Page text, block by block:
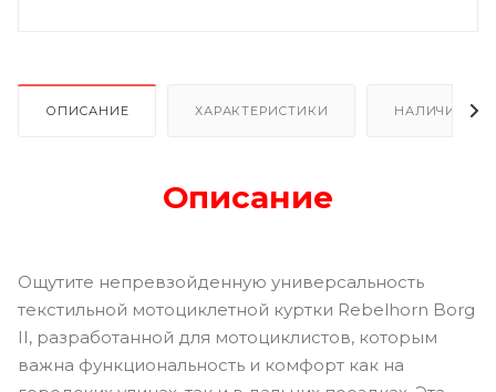
ОПИСАНИЕ ХАРАКТЕРИСТИКИ НАЛИЧИЕ В
Описание
Ощутите непревзойденную универсальность
текстильной мотоциклетной куртки Rebelhorn Borg
II, разработанной для мотоциклистов, которым
важна функциональность и комфорт как на